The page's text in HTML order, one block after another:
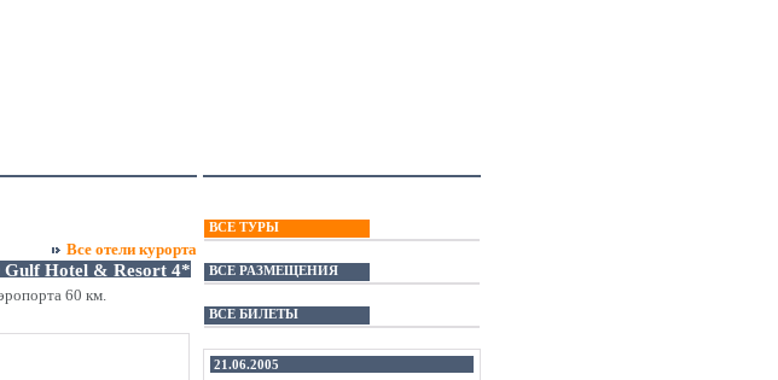
Все отели курорта
Hotel & Resort 4*
60 км.
ВСЕ ТУРЫ
ВСЕ РАЗМЕЩЕНИЯ
ВСЕ БИЛЕТЫ
21.06.2005